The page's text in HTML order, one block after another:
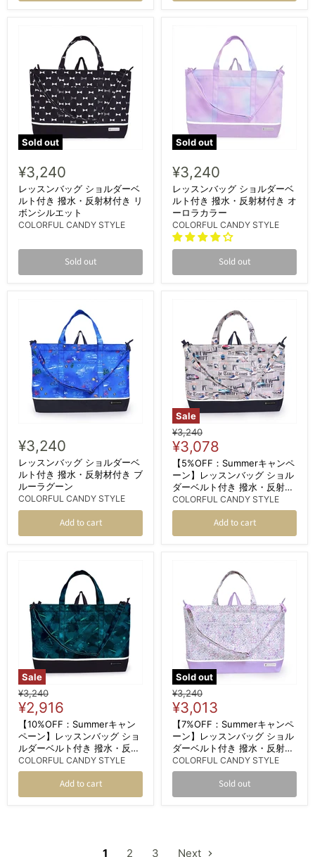
Sold out
¥3,240
レッスンバッグ ショルダーベ
ルト付き 撥水・反射材付き リ
ボンシルエット
COLORFUL CANDY STYLE
Sold out
Sold out
¥3,240
レッスンバッグ ショルダーベ
ルト付き 撥水・反射材付き オ
ーロラカラー
COLORFUL CANDY STYLE
Sold out
¥3,240
レッスンバッグ ショルダーベ
ルト付き 撥水・反射材付き ブ
ルーラグーン
COLORFUL CANDY STYLE
Add to cart
Sale
Original
price
¥3,240
Current
price
¥3,078
【5%OFF：Summerキャンペ
ーン】レッスンバッグ ショル
ダーベルト付き 撥水・反射材
付き 新幹線と鉄道ワールド・
グレー
COLORFUL CANDY STYLE
Add to cart
Sale
Original
price
¥3,240
Current
price
¥2,916
【10%OFF：Summerキャン
ペーン】レッスンバッグ ショ
ルダーベルト付き 撥水・反射
材付き フラッシュ
COLORFUL CANDY STYLE
Add to cart
Sold out
Original
price
¥3,240
Current
price
¥3,013
【7%OFF：Summerキャンペ
ーン】レッスンバッグ ショル
ダーベルト付き 撥水・反射材
付き フローラルミスト
COLORFUL CANDY STYLE
Sold out
1 2 3 Next